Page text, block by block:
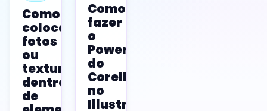
Como
colocar
fotos
ou
texturas
dentro
de
Como
fazer
o
Powerclip
do
CorelDRAW
no
Illustrator